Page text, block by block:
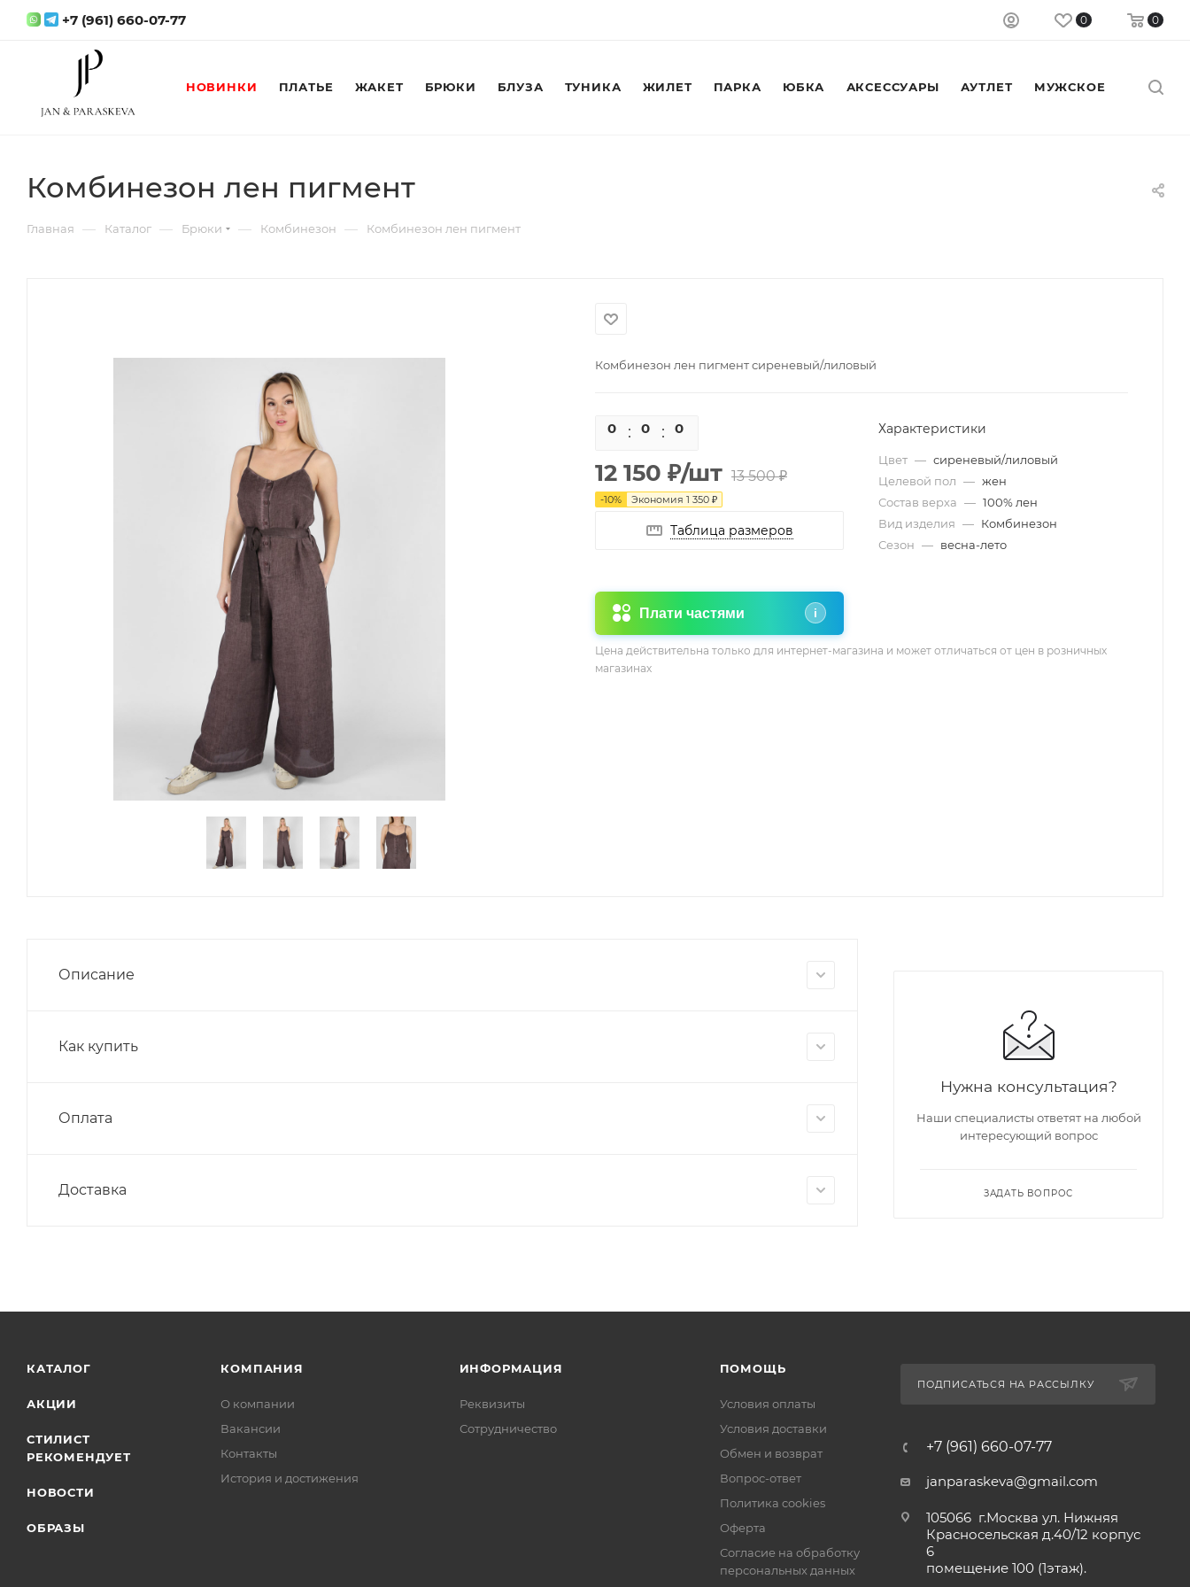
+7 (961) 660-07-77 0 0
НОВИНКИ ПЛАТЬЕ ЖАКЕТ БРЮКИ БЛУЗА ТУНИКА ЖИЛЕТ ПАРКА ЮБКА АКСЕССУАРЫ АУТЛЕТ МУЖСКОЕ
Комбинезон лен пигмент
Главная — Каталог — Брюки — Комбинезон — Комбинезон лен пигмент
Комбинезон лен пигмент сиреневый/лиловый
0 0 0
12 150 ₽/шт 13 500₽
-10% Экономия 1 350 ₽
Таблица размеров
Плати частями i
Характеристики
Цвет — сиреневый/лиловый
Целевой пол — жен
Состав верха — 100% лен
Вид изделия — Комбинезон
Сезон — весна-лето
Цена действительна только для интернет-магазина и может отличаться от цен в розничных
магазинах
Описание
Как купить
Оплата
Доставка
Нужна консультация?
Наши специалисты ответят на любой
интересующий вопрос
ЗАДАТЬ ВОПРОС
КАТАЛОГ
АКЦИИ
СТИЛИСТ
РЕКОМЕНДУЕТ
НОВОСТИ
ОБРАЗЫ
КОМПАНИЯ
О компании
Вакансии
Контакты
История и достижения
ИНФОРМАЦИЯ
Реквизиты
Сотрудничество
ПОМОЩЬ
Условия оплаты
Условия доставки
Обмен и возврат
Вопрос-ответ
Политика cookies
Оферта
Согласие на обработку
персональных данных
ПОДПИСАТЬСЯ НА РАССЫЛКУ
+7 (961) 660-07-77
janparaskeva@gmail.com
105066 г.Москва ул. Нижняя
Красносельская д.40/12 корпус
6
помещение 100 (1этаж).